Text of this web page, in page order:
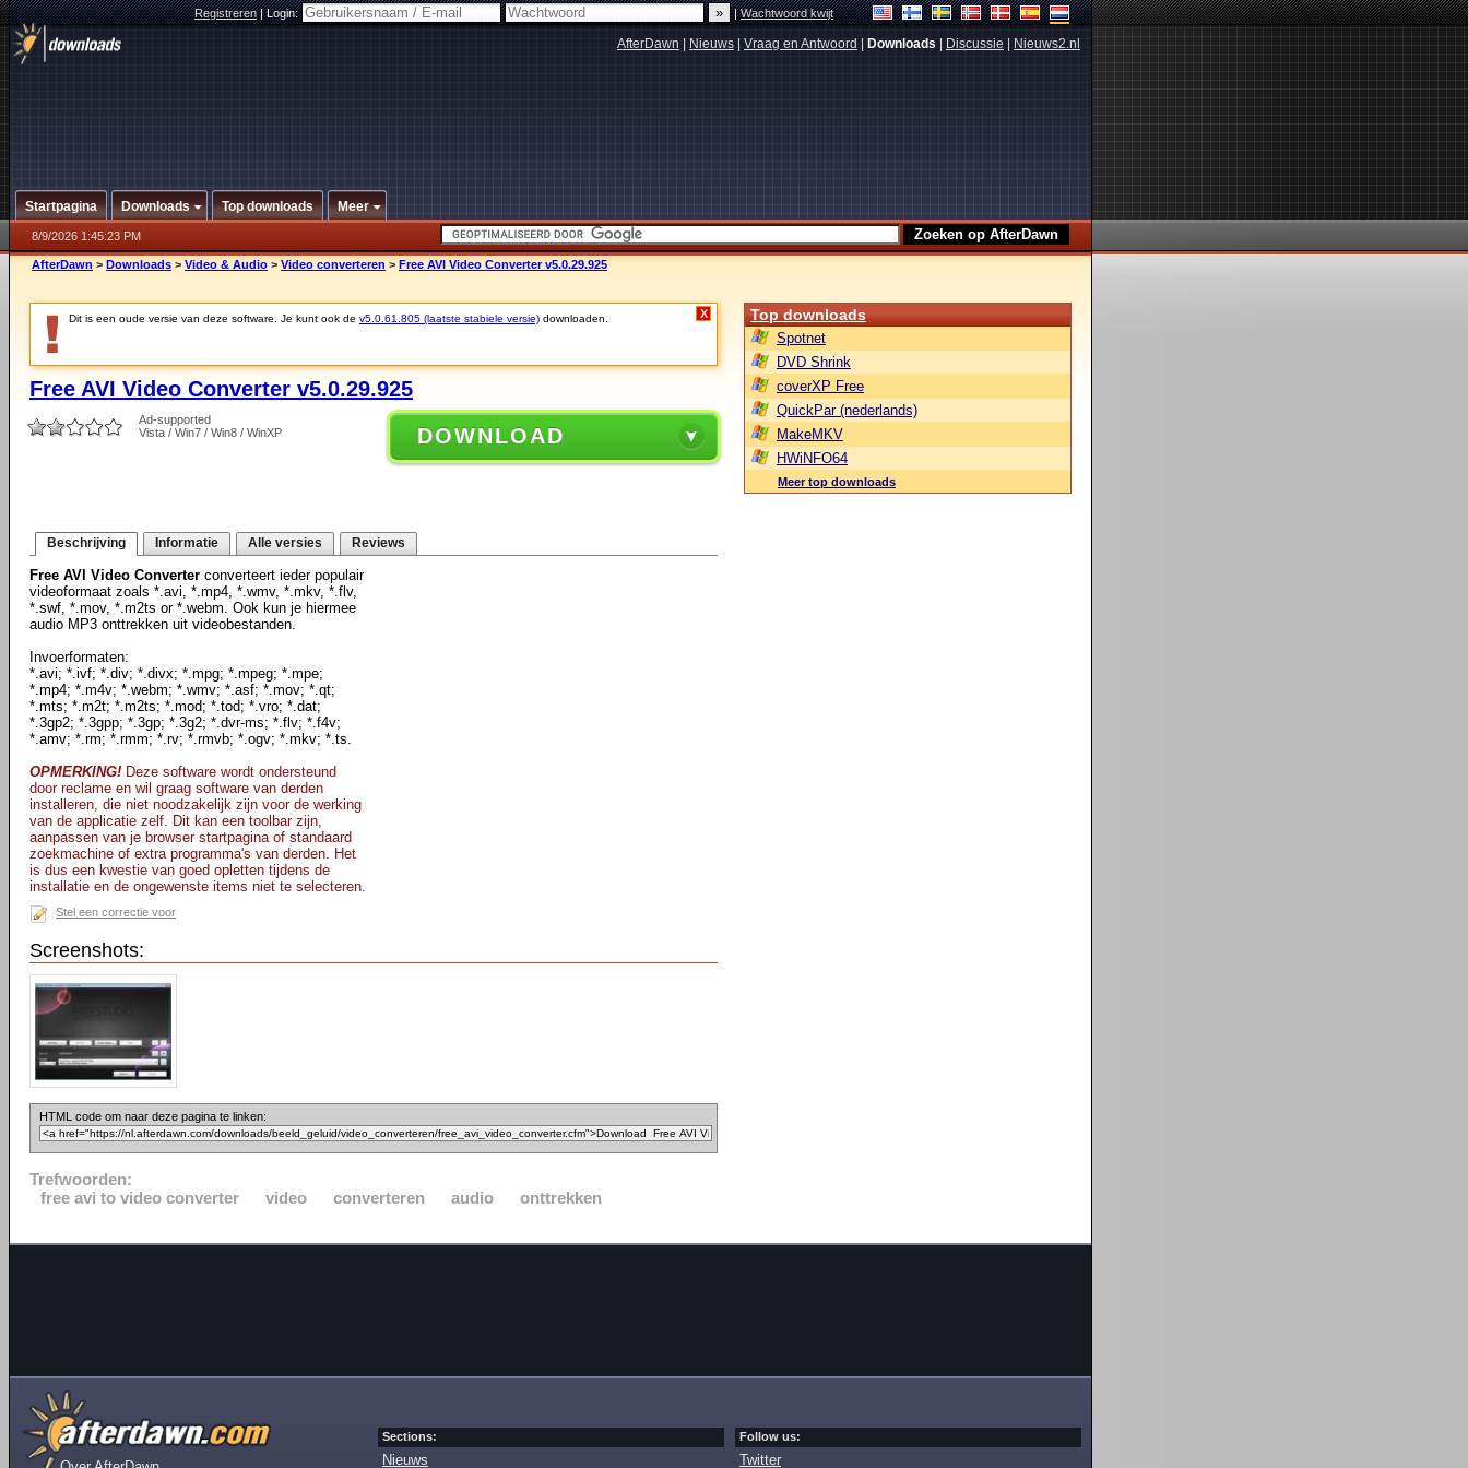
Registreren|Login: |Wachtwoord kwijt
AfterDawn Nieuws Vraag en Antwoord Downloads Discussie Nieuws2.nl
Startpagina Downloads Top downloads Meer
8/9/2026 1:45:23 PM
AfterDawn > Downloads > Video & Audio > Video converteren > Free AVI Video Converter v5.0.29.925
Dit is een oude versie van deze software. Je kunt ook de v5.0.61.805 (laatste stabiele versie) downloaden. X
Free AVI Video Converter v5.0.29.925
Ad-supported
Vista / Win7 / Win8 / WinXP
DOWNLOAD
Beschrijving Informatie Alle versies Reviews
Free AVI Video Converter converteert ieder populair
videoformaat zoals *.avi, *.mp4, *.wmv, *.mkv, *.flv,
*.swf, *.mov, *.m2ts or *.webm. Ook kun je hiermee
audio MP3 onttrekken uit videobestanden.
Invoerformaten:
*.avi; *.ivf; *.div; *.divx; *.mpg; *.mpeg; *.mpe;
*.mp4; *.m4v; *.webm; *.wmv; *.asf; *.mov; *.qt;
*.mts; *.m2t; *.m2ts; *.mod; *.tod; *.vro; *.dat;
*.3gp2; *.3gpp; *.3gp; *.3g2; *.dvr-ms; *.flv; *.f4v;
*.amv; *.rm; *.rmm; *.rv; *.rmvb; *.ogv; *.mkv; *.ts.
OPMERKING! Deze software wordt ondersteund
door reclame en wil graag software van derden
installeren, die niet noodzakelijk zijn voor de werking
van de applicatie zelf. Dit kan een toolbar zijn,
aanpassen van je browser startpagina of standaard
zoekmachine of extra programma's van derden. Het
is dus een kwestie van goed opletten tijdens de
installatie en de ongewenste items niet te selecteren.
Stel een correctie voor
Screenshots:
HTML code om naar deze pagina te linken:
Trefwoorden:
free avi to video converter
video converteren audio onttrekken
Top downloads
Spotnet
DVD Shrink
coverXP Free
QuickPar (nederlands)
MakeMKV
HWiNFO64
Meer top downloads
Sections:
Nieuws
Follow us:
Twitter